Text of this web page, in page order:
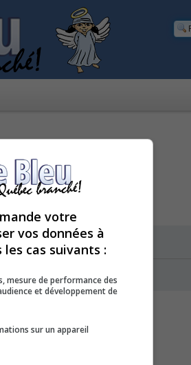
votre
vos données à
cas suivants :
mesure de performance des
et développement de
sur un appareil